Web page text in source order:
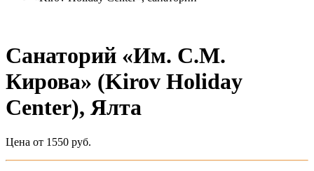
Санаторий «Им. С.М.
Кирова» (Kirov Holiday
Center), Ялта
Цена от 1550 руб.